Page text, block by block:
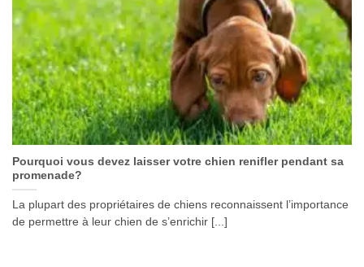
Pourquoi vous devez laisser votre chien renifler pendant sa
promenade?
La plupart des propriétaires de chiens reconnaissent l’importance
de permettre à leur chien de s’enrichir [...]